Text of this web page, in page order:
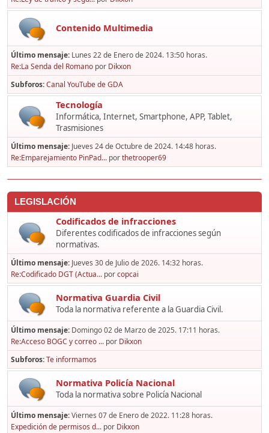
Contenido Multimedia
Último mensaje: Lunes 22 de Enero de 2024. 13:50 horas.
Re:La Senda del Romano por Dikxon
Subforos Canal YouTube de GDA
Tecnología
Informática, Internet, Smartphone, APP, Tablet,
Trasmisiones
Último mensaje: Jueves 24 de Octubre de 2024. 14:48 horas.
Re:Emparejamiento PinPad... porthetrooper69
LEGISLACIÓN
Codificados de infracciones
Diferentes codificados de infracciones según
normativas.
Último mensaje: Jueves 30 de Julio de 2026. 14:32 horas.
Re:Codificado DGT (Actua... porcopcai
Normativa Guardia Civil
Toda la normativa referente a la Guardia Civil.
Último mensaje: Domingo 02 de Marzo de 2025. 17:11 horas.
Re:Acceso BOGC y correo ... por Dikxon
Subforos Te informamos
Normativa Policía Nacional
Toda la normativa sobre Policía Nacional
Último mensaje:Viernes 07 de Enero de 2022. 11:28 horas.
Expedición de permisos d... por Dikxon